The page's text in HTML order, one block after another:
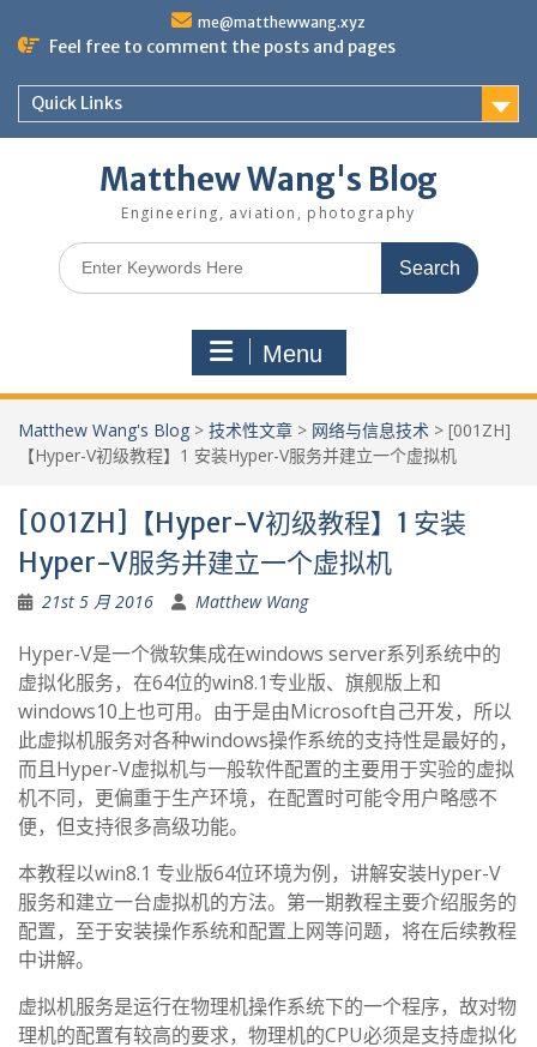
me@matthewwang.xyz
Feel free to comment the posts and pages
Quick Links
Matthew Wang's Blog
Engineering, aviation, photography
Search
for:
Menu
Matthew Wang's Blog > 技术性文章 > 网络与信息技术 > [001ZH]
【Hyper-V初级教程】1 安装Hyper-V服务并建立一个虚拟机
[001ZH]【Hyper-V初级教程】1 安装
Hyper-V服务并建立一个虚拟机
21st 5 月 2016 Matthew Wang
Hyper-V是一个微软集成在windows server系列系统中的
虚拟化服务，在64位的win8.1专业版、旗舰版上和
windows10上也可用。由于是由Microsoft自己开发，所以
此虚拟机服务对各种windows操作系统的支持性是最好的，
而且Hyper-V虚拟机与一般软件配置的主要用于实验的虚拟
机不同，更偏重于生产环境，在配置时可能令用户略感不
便，但支持很多高级功能。
本教程以win8.1 专业版64位环境为例，讲解安装Hyper-V
服务和建立一台虚拟机的方法。第一期教程主要介绍服务的
配置，至于安装操作系统和配置上网等问题，将在后续教程
中讲解。
虚拟机服务是运行在物理机操作系统下的一个程序，故对物
理机的配置有较高的要求，物理机的CPU必须是支持虚拟化